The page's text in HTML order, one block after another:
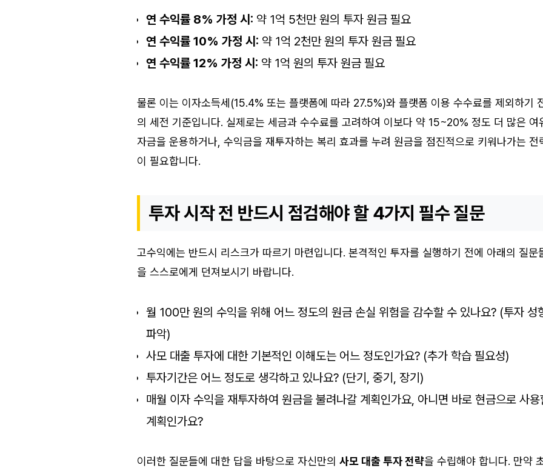
연 수익률 8% 가정 시: 약 1억 5천만 원의 투자 원금 필요
연 수익률 10% 가정 시: 약 1억 2천만 원의 투자 원금 필요
연 수익률 12% 가정 시: 약 1억 원의 투자 원금 필요
물론 이는 이자소득세(15.4% 또는 플랫폼에 따라 27.5%)와 플랫폼 이용 수수료를 제외하기
의 세전 기준입니다. 실제로는 세금과 수수료를 고려하여 이보다 약 15~20% 정도 더 많은 여
자금을 운용하거나, 수익금을 재투자하는 복리 효과를 누려 원금을 점진적으로 키워나가는 전
이 필요합니다.
투자 시작 전 반드시 점검해야 할 4가지 필수 질문
고수익에는 반드시 리스크가 따르기 마련입니다. 본격적인 투자를 실행하기 전에 아래의 질문
을 스스로에게 던져보시기 바랍니다.
월 100만 원의 수익을 위해 어느 정도의 원금 손실 위험을 감수할 수 있나요? (투자 성
파악)
사모 대출 투자에 대한 기본적인 이해도는 어느 정도인가요? (추가 학습 필요성)
투자기간은 어느 정도로 생각하고 있나요? (단기, 중기, 장기)
매월 이자 수익을 재투자하여 원금을 불려나갈 계획인가요, 아니면 바로 현금으로 사용
계획인가요?
이러한 질문들에 대한 답을 바탕으로 자신만의 사모 대출 투자 전략을 수립해야 합니다. 만약